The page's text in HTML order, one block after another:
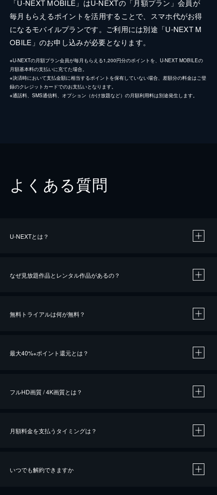
「U-NEXT MOBILE」はU-NEXTの「月額プラン」会員が
毎月もらえるポイントを活用することで、スマホ代がお得
になるモバイルプランです。ご利用には別途「U-NEXT M
OBILE」のお申し込みが必要となります。
※U-NEXTの月額プラン会員が毎月もらえる1,200円分のポイントを、U-NEXT MOBILEの
月額基本料の支払いに充てた場合。
※決済時において支払金額に相当するポイントを保有していない場合、差額分の料金はご登
録のクレジットカードでのお支払いとなります。
※通話料、SMS通信料、オプション（かけ放題など）の月額利用料は別途発生します。
よくある質問
U-NEXTとは？
なぜ見放題作品とレンタル作品があるの？
無料トライアルは何が無料？
最大40%※ポイント還元とは？
※40％ポイント還元の対象は、クレジットカード決済による作品の購入 / レンタルです。
フルHD画質 / 4K画質とは？
月額料金を支払うタイミングは？
いつでも解約できますか